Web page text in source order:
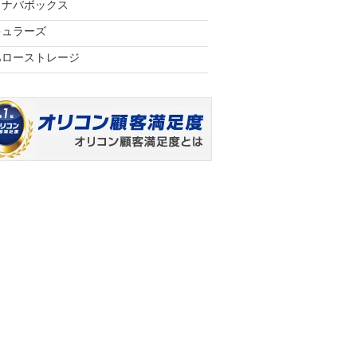
バボックス
ラーズ
ーストレージ